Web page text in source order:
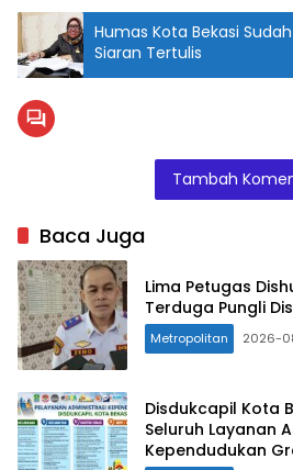
Bekasi
Rahmat
penghargaan
Top Pembina
BUMD 2021
dari ajang
Top BUMD
Awards.
Istimewa)
Humas Kota Bekasi Sudah
Siaran Tertulis
Tambah
Baca Juga
Lima Petugas
Terduga Pungli
Metropolitan 2026-
Disdukcapil Kota
Seluruh Layanan
Kependudukan